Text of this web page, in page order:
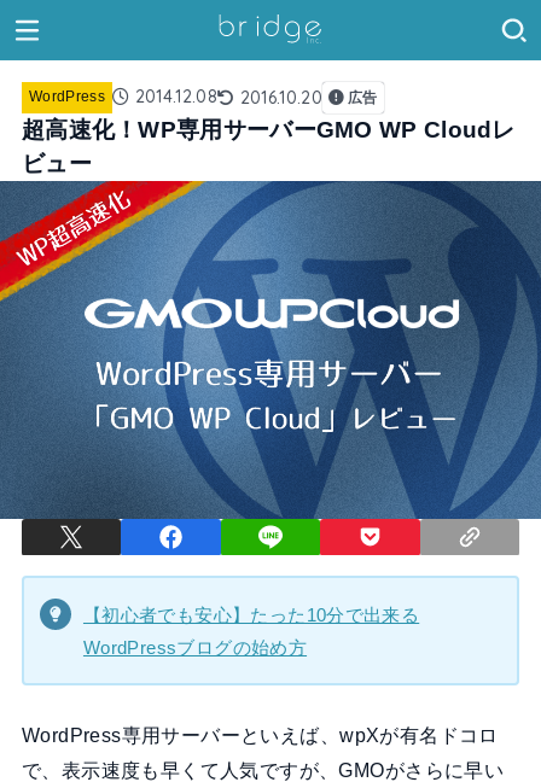
WordPress 2014.12.08 2016.10.20 広告
超高速化！WP専用サーバーGMO WP Cloudレ
ビュー
【初心者でも安心】たった10分で出来る
WordPressブログの始め方
WordPress専用サーバーといえば、wpXが有名ドコロ
で、表示速度も早くて人気ですが、GMOがさらに早い